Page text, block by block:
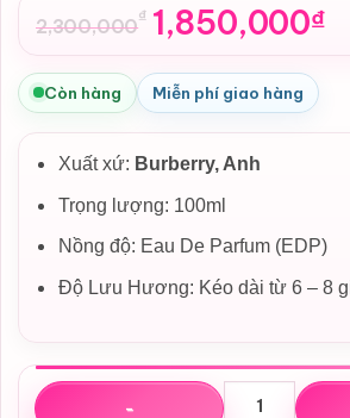
2,300,000₫
Giá
gốc
là:
2,300,000₫.
1,850,000₫
Giá
hiện
tại
là:
1,850,000₫.
Còn hàng Miễn phí giao hàng
Xuất xứ: Burberry, Anh
Trọng lượng: 100ml
Nồng độ: Eau De Parfum (EDP)
Độ Lưu Hương: Kéo dài từ 6 – 8
Nước hoa Burberry Brit For Her EDP